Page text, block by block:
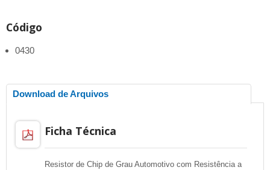
Código
0430
Download de Arquivos
Ficha Técnica
Resistor de Chip de Grau Automotivo com Resistência a